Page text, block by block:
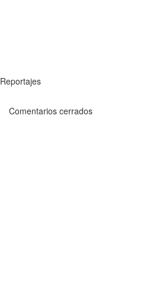
Reportajes
Comentarios cerrados